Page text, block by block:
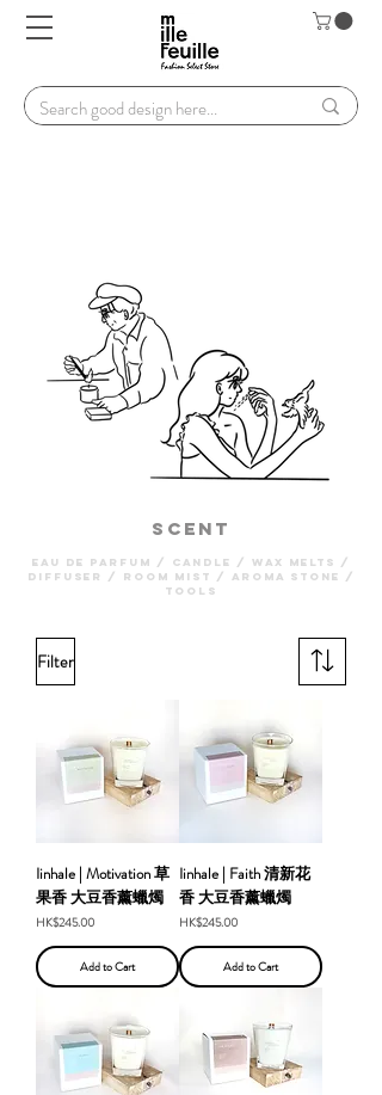
Scent
eau de parfum / candle / wax melts /
diffuser / room mist / aroma stone /
tools
Filter
Iinhale | Motivation 草
果香 大豆香薰蠟燭
Price
HK$245.00
Add to Cart
Iinhale | Faith 清新花
香 大豆香薰蠟燭
Price
HK$245.00
Add to Cart